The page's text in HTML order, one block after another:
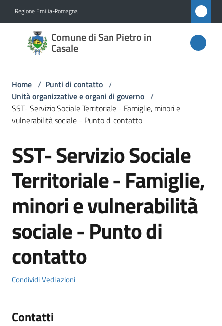
Regione Emilia-Romagna
Comune di San Pietro in
Casale
Comune
di San
in
Casale
Novità
Servizi
il
Comune
Trasparente
Home / Punti di contatto /
Unità organizzative e organi di governo /
SST- Servizio Sociale Territoriale - Famiglie, minori e
vulnerabilità sociale - Punto di contatto
Salta al contenuto
SST- Servizio Sociale
Territoriale - Famiglie,
minori e vulnerabilità
sociale - Punto di
contatto
CondividiVedi azioni
Contatti